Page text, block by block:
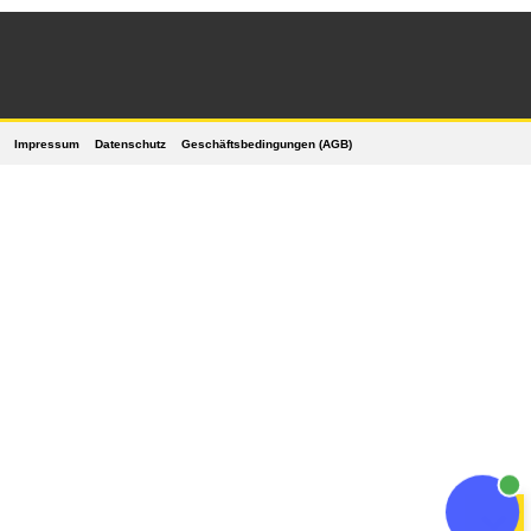
Impressum Datenschutz Geschäftsbedingungen (AGB)